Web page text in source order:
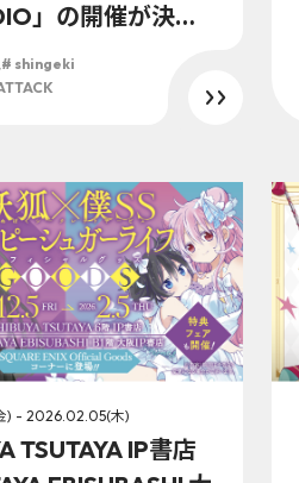
」の開催が決
と≪Animat
の描き下ろし新
# shingeki
) - 2026.02.05(木)
TSUTAYA IP書店